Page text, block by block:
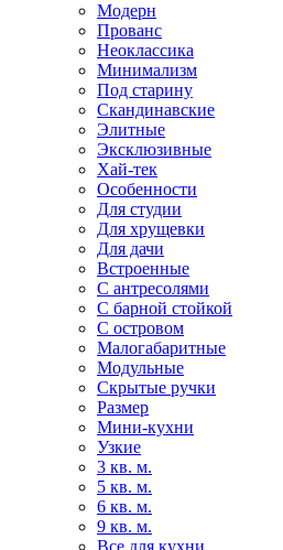
Модерн
Прованс
Неоклассика
Минимализм
Под старину
Скандинавские
Элитные
Эксклюзивные
Хай-тек
Особенности
Для студии
Для хрущевки
Для дачи
Встроенные
С антресолями
С барной стойкой
С островом
Малогабаритные
Модульные
Скрытые ручки
Размер
Мини-кухни
Узкие
3 кв. м.
5 кв. м.
6 кв. м.
9 кв. м.
Все для кухни